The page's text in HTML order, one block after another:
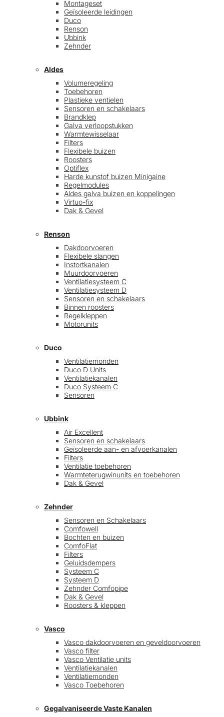
Montageset
Geïsoleerde leidingen
Duco
Renson
Ubbink
Zehnder
Aldes
Volumeregeling
Toebehoren
Plastieke ventielen
Sensoren en schakelaars
Brandklep
Galva verloopstukken
Warmtewisselaar
Filters
Flexibele buizen
Roosters
Optiflex
Harde kunstof buizen Minigaine
Regelmodules
Aldes galva buizen en koppelingen
Virtuo-fix
Dak & Gevel
Renson
Dakdoorvoeren
Flexibele slangen
Instortkanalen
Muurdoorvoeren
Ventilatiesysteem C
Ventilatiesysteem D
Sensoren en schakelaars
Binnen roosters
Regelkleppen
Motorunits
Duco
Ventilatiemonden
Duco D Units
Ventilatiekanalen
Duco Systeem C
Sensoren
Ubbink
Air Excellent
Sensoren en schakelaars
Geïsoleerde aan- en afvoerkanalen
Filters
Ventilatie toebehoren
Warmteterugwinunits en toebehoren
Dak & Gevel
Zehnder
Sensoren en Schakelaars
Comfowell
Bochten en buizen
ComfoFlat
Filters
Geluidsdempers
Systeem C
Systeem D
Zehnder Comfopipe
Dak & Gevel
Roosters & kleppen
Vasco
Vasco dakdoorvoeren en geveldoorvoeren
Vasco filter
Vasco Ventilatie units
Ventilatiekanalen
Ventilatiemonden
Vasco Toebehoren
Gegalvaniseerde Vaste Kanalen